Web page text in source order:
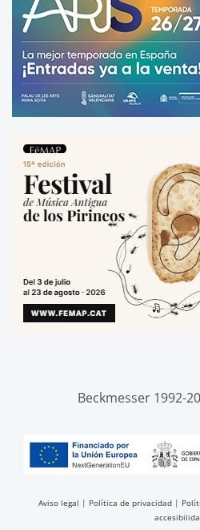
Beckmesser 1992-
Aviso legal | Política de privacidad|